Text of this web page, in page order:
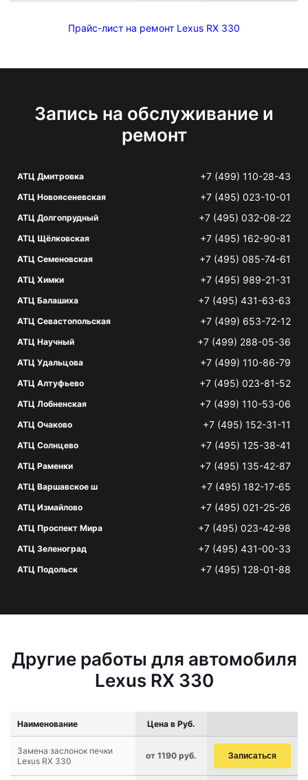
Прайс-лист на ремонт Lexus RX 330
Запись на обслуживание и
ремонт
АТЦ Дмитровка +7 (499) 110-28-43
АТЦ Новоясеневская +7 (495) 023-10-01
АТЦ Долгопрудный +7 (495) 032-08-22
АТЦ Щёлковская +7 (495) 162-90-81
АТЦ Семеновская +7 (495) 085-74-61
АТЦ Химки +7 (495) 989-21-31
АТЦ Балашиха +7 (495) 431-63-63
АТЦ Севастопольская +7 (499) 653-72-12
АТЦ Научный +7 (499) 288-05-36
АТЦ Удальцова +7 (499) 110-86-79
АТЦ Алтуфьево +7 (495) 023-81-52
АТЦ Лобненская +7 (499) 110-53-06
АТЦ Очаково +7 (495) 152-31-11
АТЦ Солнцево +7 (495) 125-38-41
АТЦ Раменки +7 (495) 135-42-87
АТЦ Варшавское ш +7 (495) 182-17-65
АТЦ Измайлово +7 (495) 021-25-26
АТЦ Проспект Мира +7 (495) 023-42-98
АТЦ Зеленоград +7 (495) 431-00-33
АТЦ Подольск +7 (495) 128-01-88
Другие работы для автомобиля
Lexus RX 330
Наименование Цена в Руб.
Замена заслонок печки
Lexus RX 330
от 1190 руб. Записаться